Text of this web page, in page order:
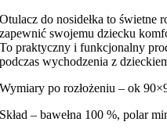
Otulacz do nosidełka to świetne
zapewnić swojemu dziecku
To praktyczny i funkcjonalny
podczas wychodzenia z
Wymiary po rozłożeniu – ok
Skład – bawełna 100 %, polar